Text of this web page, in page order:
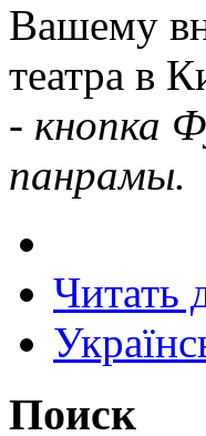
Вашему
театра в
- кнопка
панрамы.
Читать
Поиск